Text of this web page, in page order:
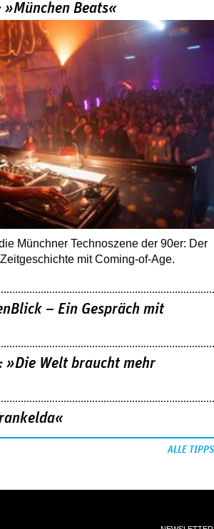
Beats«
Münchner Technoszene der 90er: Der
mit Coming-of-Age.
– Ein Gespräch mit
»Die Welt braucht mehr
ALLE TIPPS